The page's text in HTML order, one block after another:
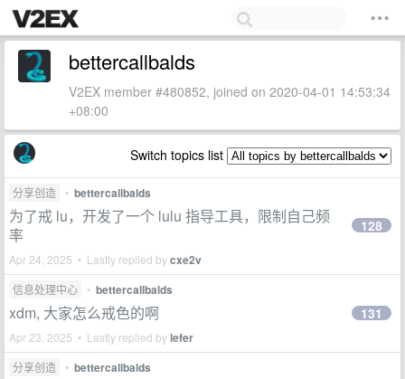
bettercallbalds
V2EX member #480852, joined on 2020-04-01 14:53:34
+08:00
Switch topics list
分享创造 • bettercallbalds
为了戒 lu，开发了一个 lulu 指导工具，限制自己频
率
Apr 24, 2025 • Lastly replied bycxe2v
128
信息处理中心 • bettercallbalds
xdm, 大家怎么戒色的啊
Apr 23, 2025 • Lastly replied bylefer
131
分享创造 • bettercallbalds